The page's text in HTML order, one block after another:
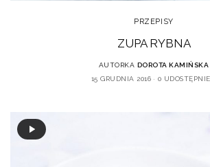
PRZEPISY
ZUPA RYBNA
AUTORKA DOROTA KAMIŃSKA
15 GRUDNIA 2016
0